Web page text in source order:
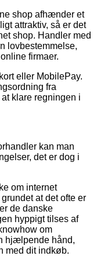
shop afhænder et
attraktiv, så er det
shop. Handler med
lovbestemmelse,
firmaer.
eller MobilePay.
fra
klare regningen i
kan man
det er dog i
om internet
at det ofte er
de danske
hyppigt tilses af
om
hjælpende hånd,
med dit indkøb.